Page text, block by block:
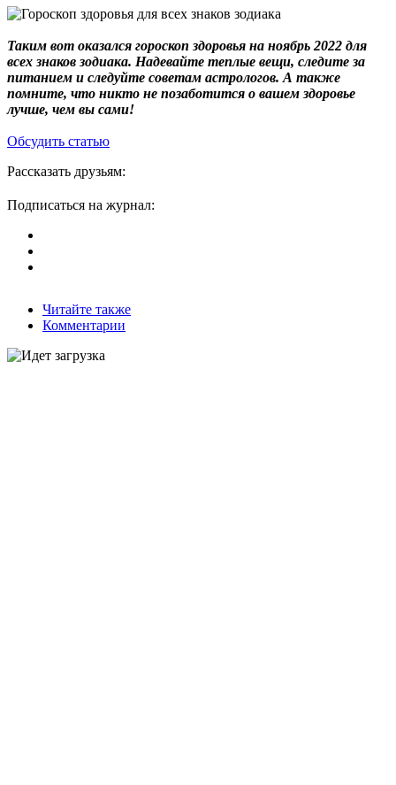
Таким вот оказался гороскоп здоровья на ноябрь 2022 для
всех знаков зодиака. Надевайте теплые вещи, следите за
питанием и следуйте советам астрологов. А также
помните, что никто не позаботится о вашем здоровье
лучше, чем вы сами!
Обсудить статью
Рассказать друзьям:
Подписаться на журнал:
Читайте также
Комментарии